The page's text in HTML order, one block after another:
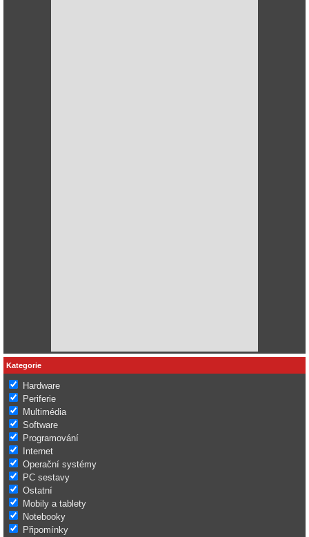
Kategorie
Hardware
Periferie
Multimédia
Software
Programování
Internet
Operační systémy
PC sestavy
Ostatní
Mobily a tablety
Notebooky
Připomínky